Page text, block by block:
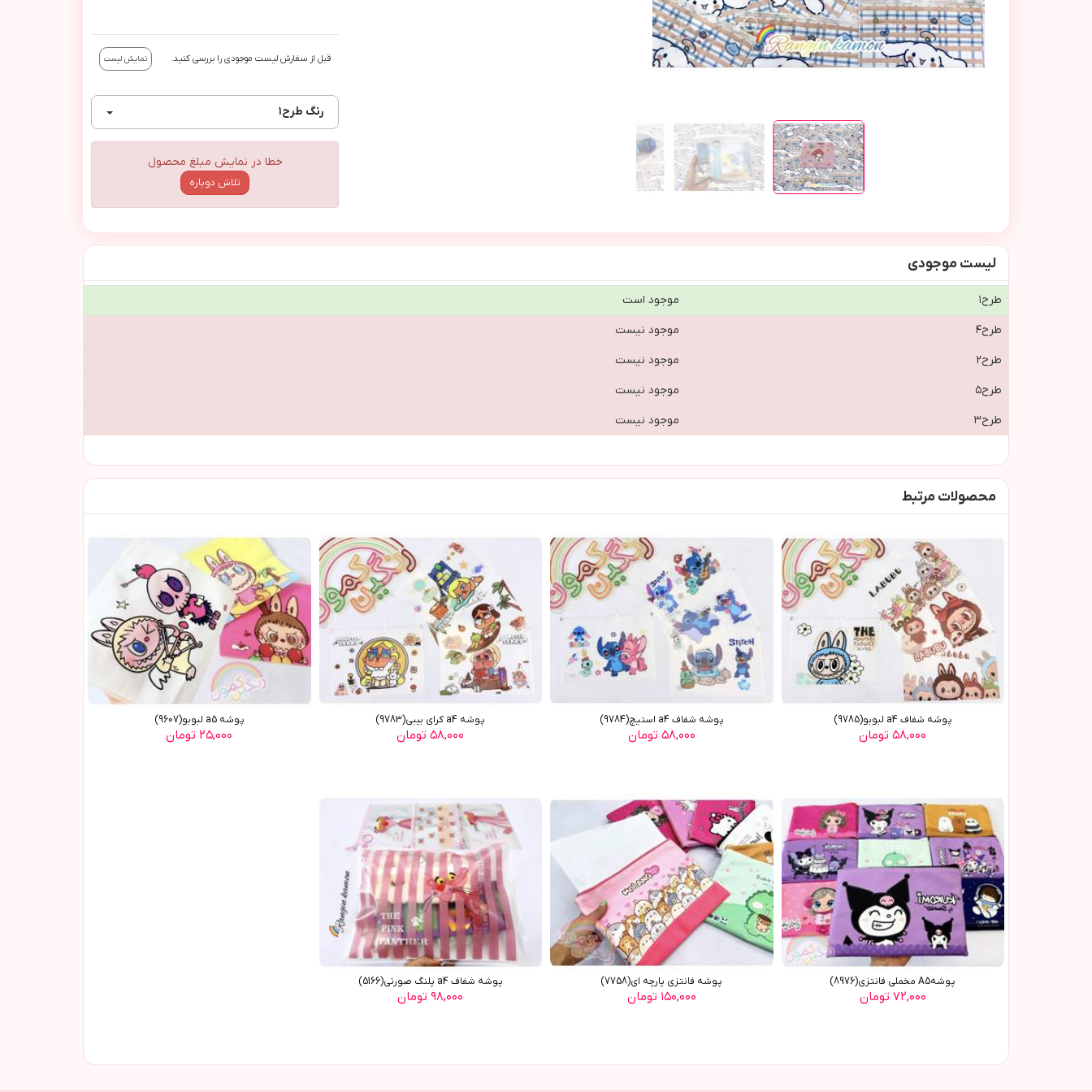
قبل از سفارش لیست موجودی را بررسی کنید. نمایش لیست
رنگ طرح١
خطا در نمایش مبلغ محصول
تلاش دوباره
لیست موجودی
طرح١
موجود است
طرح٤
موجود نیست
طرح٢
موجود نیست
طرح٥
موجود نیست
طرح٣
موجود نیست
محصولات مرتبط
پوشه شفاف a4 لبوبو(9785)
۵۸,۰۰۰ تومان
پوشه شفاف a4 استیچ(9784)
۵۸,۰۰۰ تومان
پوشه a4 کرای بیبی(9783)
۵۸,۰۰۰ تومان
پوشه a5 لبوبو(9607)
۲۵,۰۰۰ تومان
پوشهA5 مخملی فانتزی(8976)
۷۲,۰۰۰ تومان
پوشه فانتزی پارچه ای(7758)
۱۵۰,۰۰۰ تومان
پوشه شفاف a4 پلنگ صورتی(5166)
۹۸,۰۰۰ تومان